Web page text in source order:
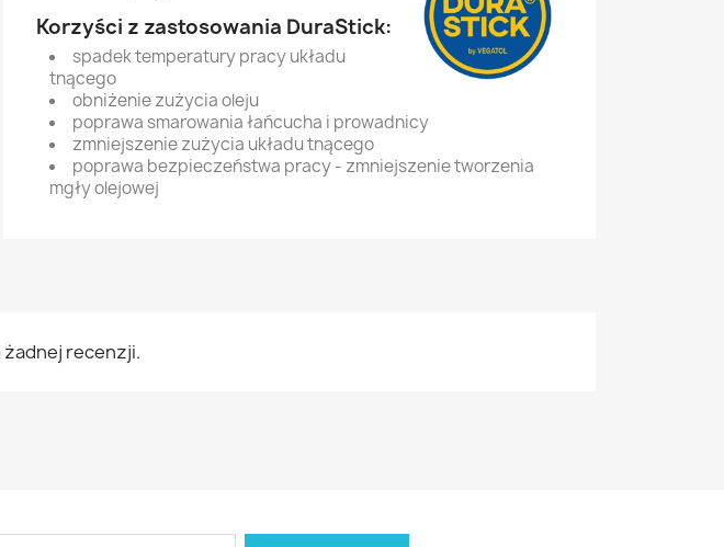
Korzyści z zastosowania DuraStick:
spadek temperatury pracy układu
tnącego
obniżenie zużycia oleju
poprawa smarowania łańcucha i prowadnicy
zmniejszenie zużycia układu tnącego
poprawa bezpieczeństwa pracy - zmniejszenie tworzenia
mgły olejowej
żadnej recenzji.